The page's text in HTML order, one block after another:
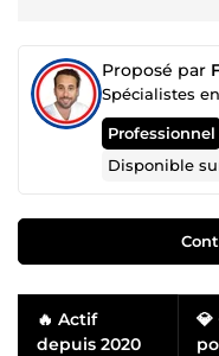
Proposé par
Professionnel
Disponible
🔥 Actif
depuis 2020
💎